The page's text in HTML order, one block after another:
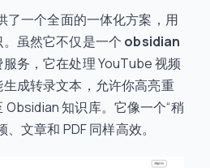
了一个全面的一体化方案，用
虽然它不仅是一个 obsidian
务，它在处理 YouTube 视频
成转录文本，允许你高亮重
Obsidian 知识库。它像一个“稍
文章和 PDF 同样高效。